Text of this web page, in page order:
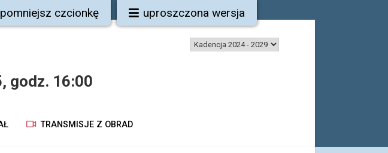
pomniejsz czcionkę uproszczona wersja
godz. 16:00
TRANSMISJE Z OBRAD